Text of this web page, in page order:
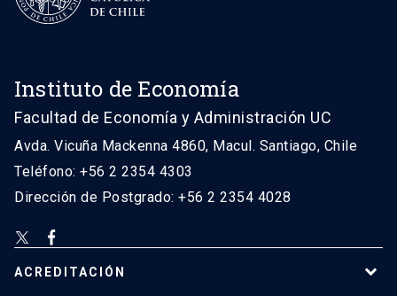
Instituto de Economía
Facultad de Economía y Administración UC
Avda. Vicuña Mackenna 4860, Macul. Santiago, Chile
Teléfono: +56 2 2354 4303
Dirección de Postgrado: +56 2 2354 4028
ACREDITACIÓN